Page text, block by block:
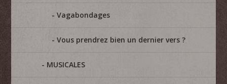
Vagabondages
Vous prendrez bien un dernier vers ?
MUSICALES